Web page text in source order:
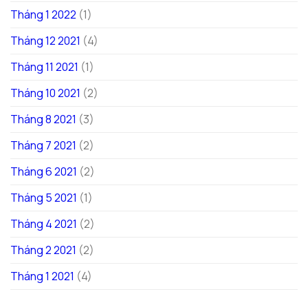
Tháng 1 2022 (1)
Tháng 12 2021 (4)
Tháng 11 2021 (1)
Tháng 10 2021 (2)
Tháng 8 2021 (3)
Tháng 7 2021 (2)
Tháng 6 2021 (2)
Tháng 5 2021 (1)
Tháng 4 2021 (2)
Tháng 2 2021 (2)
Tháng 1 2021 (4)